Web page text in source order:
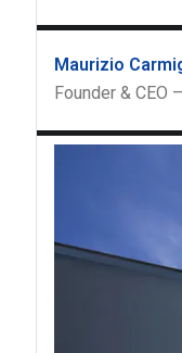
Maurizio
Founder & CEO